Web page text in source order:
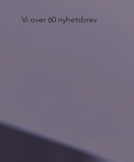
Vi over 60 nyhetsbrev